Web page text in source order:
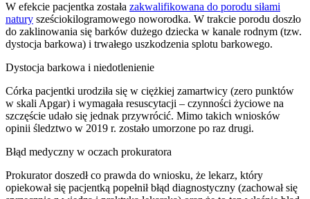
W efekcie pacjentka została zakwalifikowana do porodu siłami
natury sześciokilogramowego noworodka. W trakcie porodu doszło
do zaklinowania się barków dużego dziecka w kanale rodnym (tzw.
dystocja barkowa) i trwałego uszkodzenia splotu barkowego.
Dystocja barkowa i niedotlenienie
Córka pacjentki urodziła się w ciężkiej zamartwicy (zero punktów
w skali Apgar) i wymagała resuscytacji – czynności życiowe na
szczęście udało się jednak przywrócić. Mimo takich wniosków
opinii śledztwo w 2019 r. zostało umorzone po raz drugi.
Błąd medyczny w oczach prokuratora
Prokurator doszedł co prawda do wniosku, że lekarz, który
opiekował się pacjentką popełnił błąd diagnostyczny (zachował się